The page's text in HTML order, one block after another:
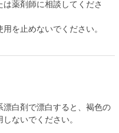
薬剤師に相談してくださ
を止めないでください。
白剤で漂白すると、褐色の
ないでください。